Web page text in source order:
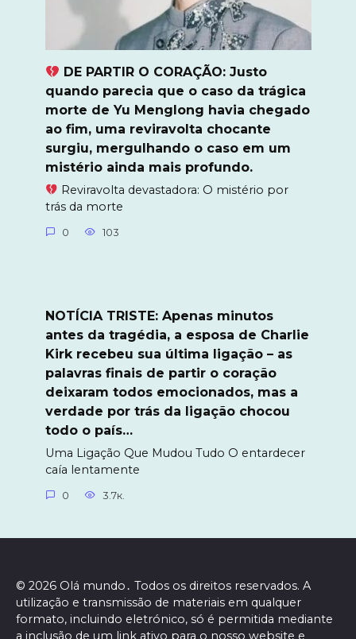
DE PARTIR O CORAÇÃO: Justo
quando parecia que o caso da trágica
morte de Yu Menglong havia chegado
ao fim, uma reviravolta chocante
surgiu, mergulhando o caso em um
mistério ainda mais profundo.
Reviravolta devastadora: O mistério por
trás da morte
0 103
NOTÍCIA TRISTE: Apenas minutos
antes da tragédia, a esposa de Charlie
Kirk recebeu sua última ligação – as
palavras finais de partir o coração
deixaram todos emocionados, mas a
verdade por trás da ligação chocou
todo o país…
Uma Ligação Que Mudou Tudo O entardecer
caía lentamente
0 3.7к.
© 2026 Olá mundo․ Todos os direitos reservados. A
utilização e transmissão de materiais em qualquer
formato, incluindo eletrónico, só é permitida mediante
a inclusão de um link ativo para o nosso website e